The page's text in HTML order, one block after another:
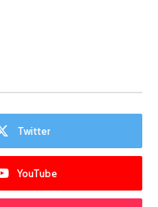
Twitter
YouTube